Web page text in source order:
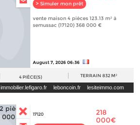
> Simuler mon prêt
vente maison 4 pièces 123.13 m² à
semussac (17120) 368 000 €
August 7, 2026 06:36
4 PIÈCE(S) TERRAIN 832 M²
immobilier.lefigaro.fr leboncoin.fr lesiteimmo.com
17120
218
000€